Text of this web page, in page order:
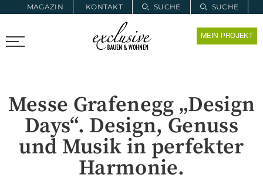
MAGAZIN KONTAKT SUCHE
SUCHE
PROARCHITEC PROINSTALL MEIN PROJEKT
Messe Grafenegg „Design
Days“. Design, Genuss
und Musik in perfekter
Harmonie.